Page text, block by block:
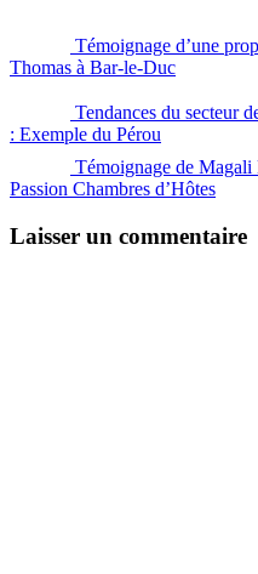
Témoignage d’une
Thomas à Bar-le-Duc
Tendances du secteur
: Exemple du Pérou
Témoignage de Magali
Passion Chambres d’Hôtes
Laisser un commentaire